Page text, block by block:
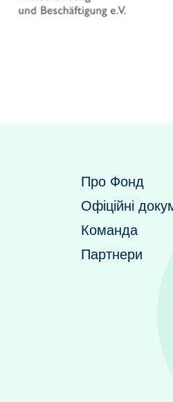
Про Фонд
Офіційні
Команда
Партнери